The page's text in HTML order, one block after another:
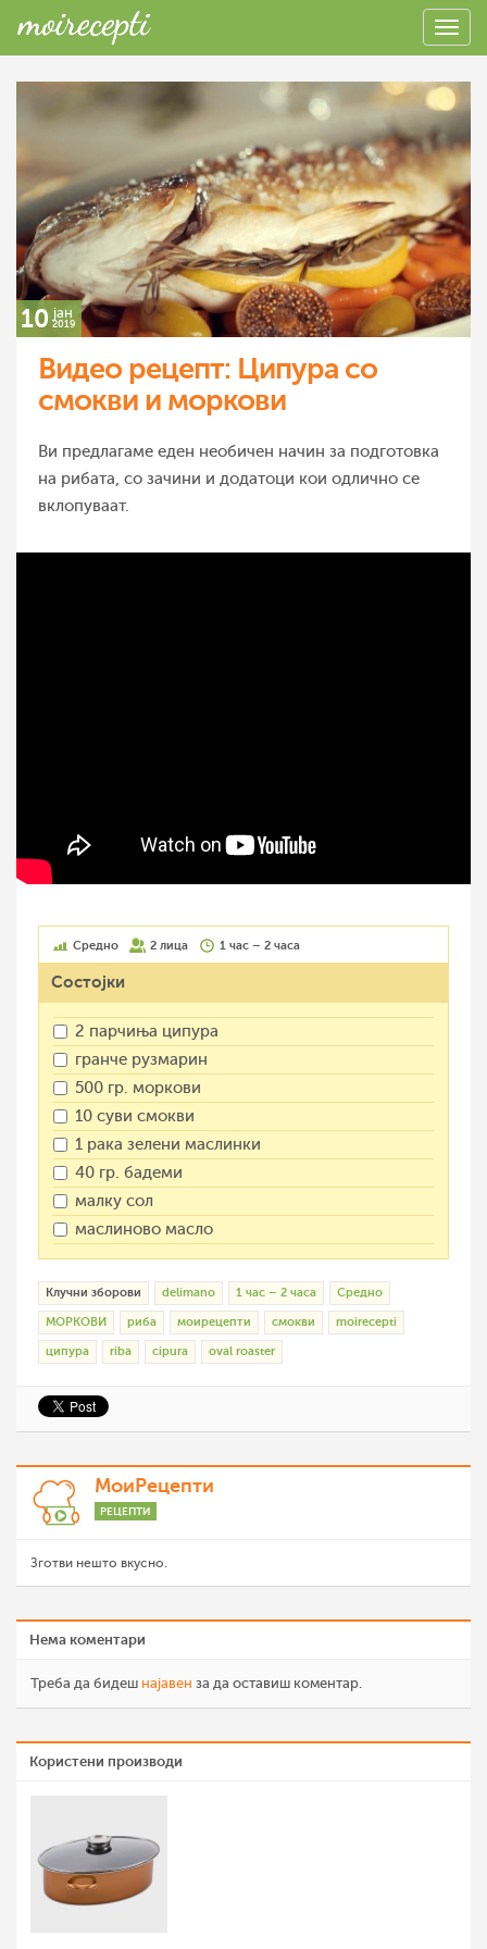
10 јан
2019
Видео рецепт: Ципура со
смокви и моркови
Ви предлагаме еден необичен начин за подготовка
на рибата, со зачини и додатоци кои одлично се
вклопуваат.
Средно 2 лица 1 час – 2 часа
Состојки
2 парчиња ципура
гранче рузмарин
500 гр. моркови
10 суви смокви
1 рака зелени маслинки
40 гр. бадеми
малку сол
маслиново масло
Клучни зборови delimano 1 час – 2 часа Средно
МОРКОВИ риба моирецепти смокви moirecepti
ципура riba cipura oval roaster
МоиРецепти
РЕЦЕПТИ
Зготви нешто вкусно.
Нема коментари
Треба да бидеш најавен за да оставиш коментар.
Користени производи